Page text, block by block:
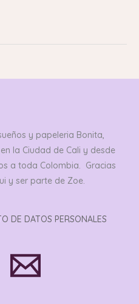
y papeleria Bonita,
la Ciudad de Cali y desde
a toda Colombia. Gracias
y ser parte de Zoe.
DE DATOS PERSONALES